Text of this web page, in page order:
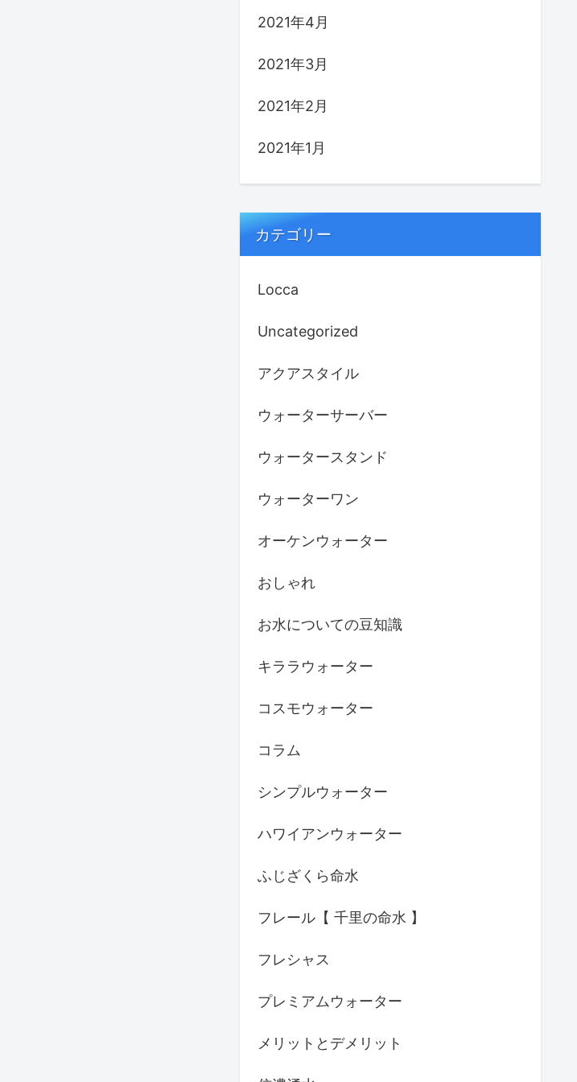
2021年4月
2021年3月
2021年2月
2021年1月
カテゴリー
Locca
Uncategorized
アクアスタイル
ウォーターサーバー
ウォータースタンド
ウォーターワン
オーケンウォーター
おしゃれ
お水についての豆知識
キララウォーター
コスモウォーター
コラム
シンプルウォーター
ハワイアンウォーター
ふじざくら命水
フレール【 千里の命水 】
フレシャス
プレミアムウォーター
メリットとデメリット